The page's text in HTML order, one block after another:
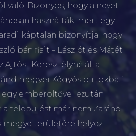
való. Bizonyos, hogy a nevet
használták, mert egy
káptalan bizonyítja, hogy
bán fiait – Lászlót és Mátét
Ajtóst Keresztélyné által
megyei Kégyós birtokba.”
egy emberöltővel ezután
települést már nem Zaránd,
megye területére helyezi.